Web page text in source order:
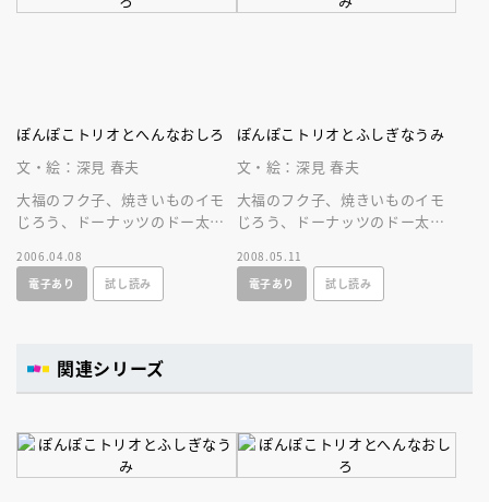
ぽんぽこトリオとへんなおしろ
文・絵：深見 春夫
大福のフク子、焼きいものイモ
じろう、ドーナッツのドー太が
とり読みにぴったりです＜小学
１年生から＞
2006.04.08
電子あり
試し読み
ぽんぽこトリオとふしぎなうみ
文・絵：深見 春夫
大福のフク子、焼きいものイモ
じろう、ドーナッツのドー太は
か。ひとり読みに最適。＜小学
１年生から＞
2008.05.11
電子あり
試し読み
関連シリーズ